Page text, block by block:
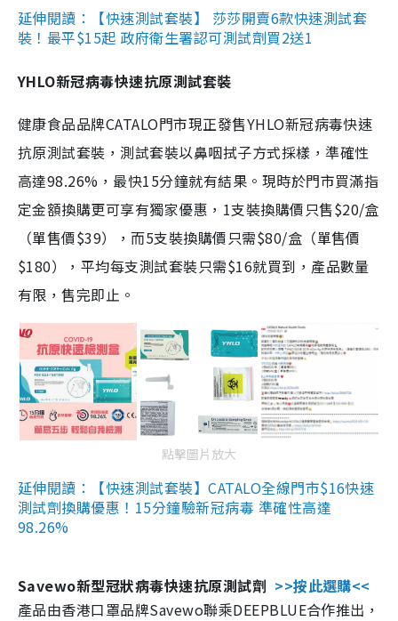
延伸閱讀：【快速測試套裝】 莎莎開賣6款快速測試套
裝！最平$15起 政府衛生署認可測試劑買2送1
YHLO新冠病毒快速抗原測試套裝
健康食品品牌CATALO門市現正發售YHLO新冠病毒快速
抗原測試套裝，測試套裝以鼻咽拭子方式採樣，準確性
高達98.26%，最快15分鐘就有結果。現時於門市買滿指
定金額換購更可享有獨家優惠，1支裝換購價只售$20/盒
（單售價$39），而5支裝換購價只需$80/盒（單售價
$180），平均每支測試套裝只需$16就買到，產品數量
有限，售完即止。
點擊圖片放大
延伸閱讀：【快速測試套裝】CATALO全線門市$16快速
測試劑換購優惠！15分鐘驗新冠病毒 準確性高達
98.26%
Savewo新型冠狀病毒快速抗原測試劑 >>按此選購<<
產品由香港口罩品牌Savewo聯乘DEEPBLUE合作推出，